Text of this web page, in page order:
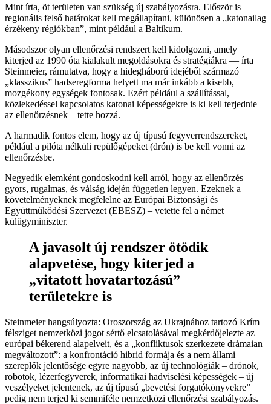
Mint írta, öt területen van szükség új szabályozásra. Először is
regionális felső határokat kell megállapítani, különösen a „katonailag
érzékeny régiókban”, mint például a Baltikum.
Másodszor olyan ellenőrzési rendszert kell kidolgozni, amely
kiterjed az 1990 óta kialakult megoldásokra és stratégiákra — írta
Steinmeier, rámutatva, hogy a hidegháború idejéből származó
„klasszikus” hadseregforma helyett ma már inkább a kisebb,
mozgékony egységek fontosak. Ezért például a szállítással,
közlekedéssel kapcsolatos katonai képességekre is ki kell terjednie
az ellenőrzésnek – tette hozzá.
A harmadik fontos elem, hogy az új típusú fegyverrendszereket,
például a pilóta nélküli repülőgépeket (drón) is be kell vonni az
ellenőrzésbe.
Negyedik elemként gondoskodni kell arról, hogy az ellenőrzés
gyors, rugalmas, és válság idején független legyen. Ezeknek a
követelményeknek megfelelne az Európai Biztonsági és
Együttműködési Szervezet (EBESZ) – vetette fel a német
külügyminiszter.
A javasolt új rendszer ötödik
alapvetése, hogy kiterjed a
„vitatott hovatartozású”
területekre is
Steinmeier hangsúlyozta: Oroszország az Ukrajnához tartozó Krím
félsziget nemzetközi jogot sértő elcsatolásával megkérdőjelezte az
európai békerend alapelveit, és a „konfliktusok szerkezete drámaian
megváltozott”: a konfrontáció hibrid formája és a nem állami
szereplők jelentősége egyre nagyobb, az új technológiák – drónok,
robotok, lézerfegyverek, informatikai hadviselési képességek – új
veszélyeket jelentenek, az új típusú „bevetési forgatókönyvekre”
pedig nem terjed ki semmiféle nemzetközi ellenőrzési szabályozás.